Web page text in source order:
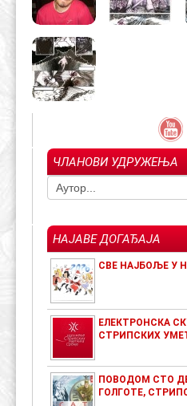
ЧЛАНОВИ УДРУЖЕЊА
НАЈАВЕ ДОГАЂАЈА
СВЕ НАЈБОЉЕ У
ЕЛЕКТРОНСКА
СТРИПСКИХ
ПОВОДОМ СТО
ГОЛГОТЕ,